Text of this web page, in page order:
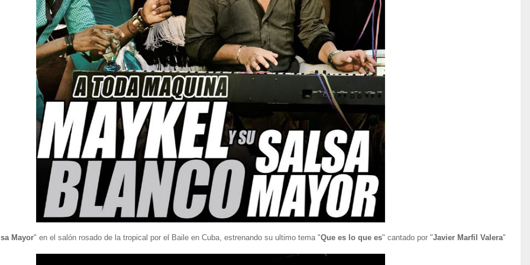
Mayor" en el salón rosado de la tropical por el Baile en Cuba, estrenando su ultimo tema "Que es lo que es" cantado por "Javier Marfil Valera"